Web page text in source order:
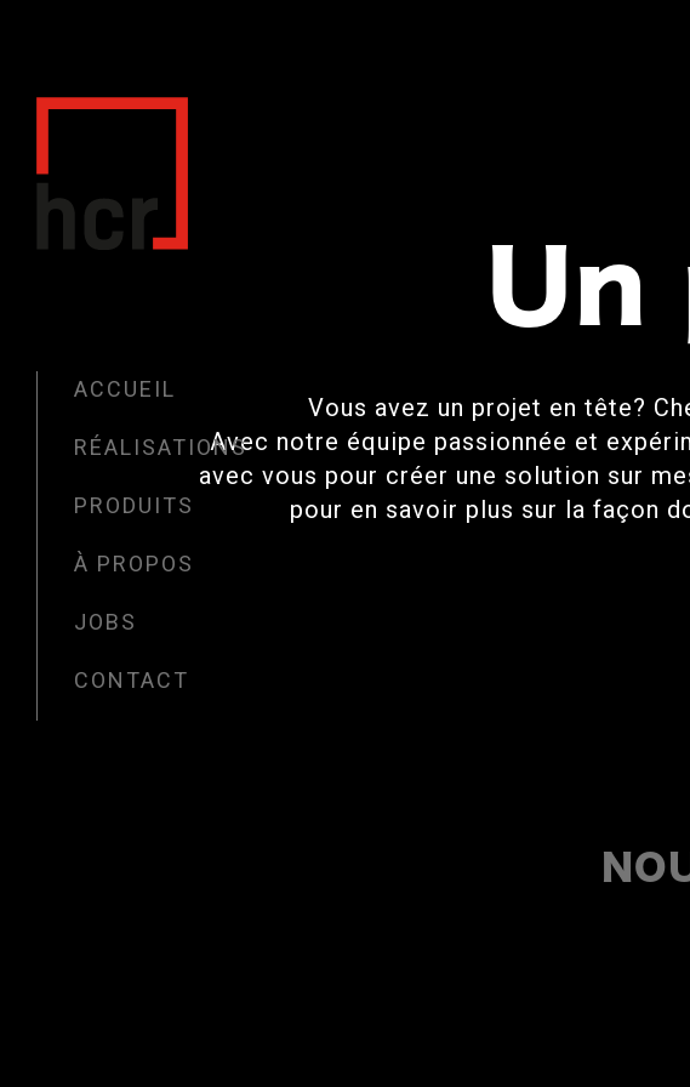
ACCUEIL
RÉALISATIONS
PRODUITS
À PROPOS
JOBS
CONTACT
Un
Vous avez un projet en tête?
Avec notre équipe passionnée et
avec vous pour créer une solution sur
pour en savoir plus sur la façon